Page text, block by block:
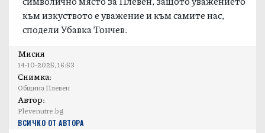
Мисия
14-10-2025, 16:53
Снимка:
Община Плевен
Автор:
Нека всички заедно пазим това красиво и
символично място за Плевен, защото уважението
към изкуството е уважение и към самите нас,
сподели Убавка Тончев.